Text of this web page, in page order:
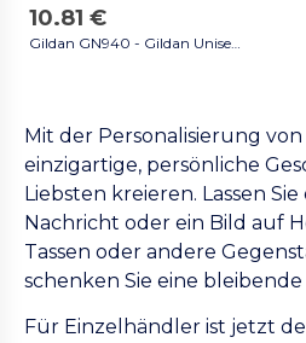
10.81 €
Mit der Personalisierung
einzigartige, persönliche
Liebsten kreieren. Lassen
Nachricht oder ein Bild auf
Tassen oder andere
schenken Sie eine
Für Einzelhändler ist jetzt